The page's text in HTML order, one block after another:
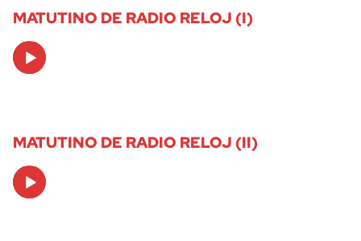
MATUTINO DE RADIO RELOJ (I)
Audio
Player
MATUTINO DE RADIO RELOJ (II)
Audio
Player